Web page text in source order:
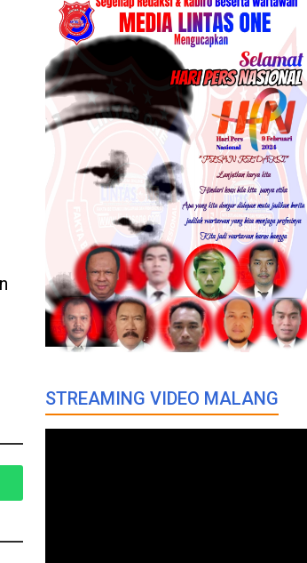
STREAMING VIDEO MALANG